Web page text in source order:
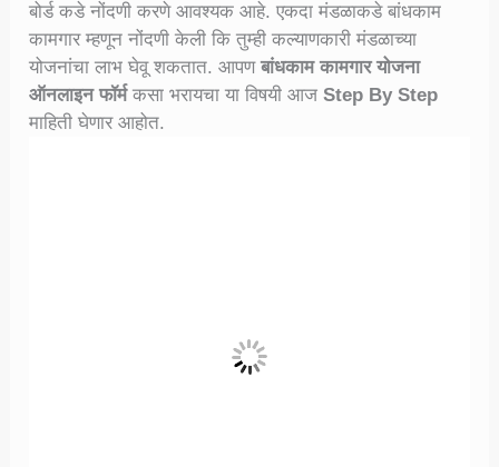
बोर्ड कडे नोंदणी करणे आवश्यक आहे. एकदा मंडळाकडे बांधकाम
कामगार म्हणून नोंदणी केली कि तुम्ही कल्याणकारी मंडळाच्या
योजनांचा लाभ घेवू शकतात. आपणबांधकाम कामगार योजना
ऑनलाइन फॉर्मकसा भरायचा या विषयी आजStep By Step
माहिती घेणार आहोत.